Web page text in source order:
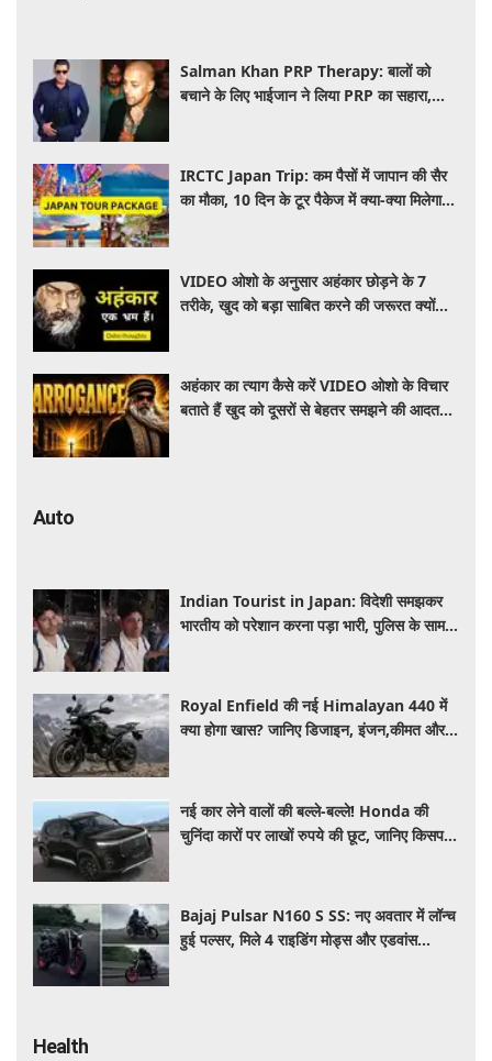
Salman Khan PRP Therapy: बालों को
बचाने के लिए भाईजान ने लिया PRP का सहारा,
IRCTC Japan Trip: कम पैसों में जापान की सैर
का मौका, 10 दिन के टूर पैकेज में क्या-क्या मिलेगा?
VIDEO ओशो के अनुसार अहंकार छोड़ने के 7
तरीके, खुद को बड़ा साबित करने की जरूरत क्यों
अहंकार का त्याग कैसे करें VIDEO ओशो के विचार
बताते हैं खुद को दूसरों से बेहतर समझने की आदत
Auto
Indian Tourist in Japan: विदेशी समझकर
भारतीय को परेशान करना पड़ा भारी, पुलिस के सामने
Royal Enfield की नई Himalayan 440 में
क्या होगा खास? जानिए डिजाइन, इंजन,कीमत और
नई कार लेने वालों की बल्ले-बल्ले! Honda की
चुनिंदा कारों पर लाखों रुपये की छूट, जानिए किसपर-
Bajaj Pulsar N160 S SS: नए अवतार में लॉन्च
हुई पल्सर, मिले 4 राइडिंग मोड्स और एडवांस
Health